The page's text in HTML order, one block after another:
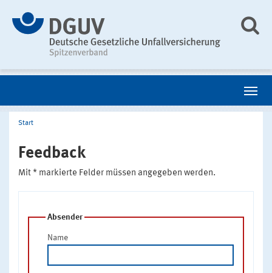
Start
Feedback
Mit * markierte Felder müssen angegeben werden.
Absender
Name